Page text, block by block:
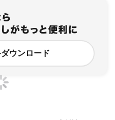
ウンロード